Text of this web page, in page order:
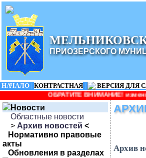
ПРИОЗЕРСКОГО
НАЧАЛО | КОНТРАСТНАЯ |
ВЕРСИЯ ДЛЯ
ВНИМАНИЕ! изменилось наименование
Новости
Областные новости
> Архив новостей <
Нормативно правовые
акты
Обновления в разделах
Архив